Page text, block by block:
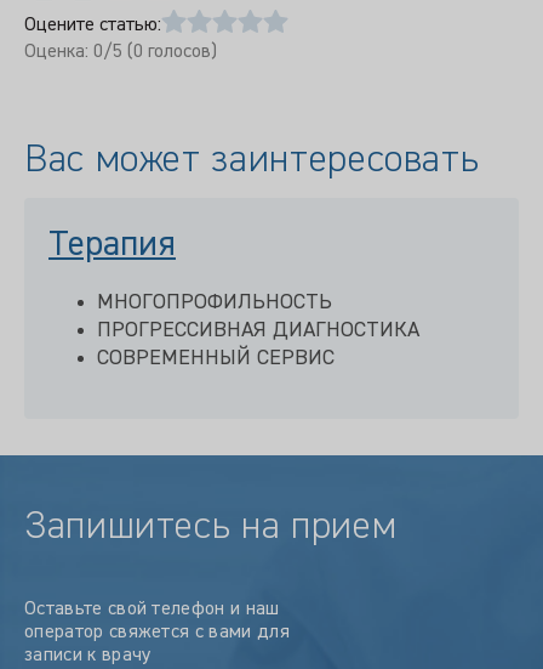
Оцените статью:
Оценка: 0/5 (0 голосов)
Вас может заинтересовать
Терапия
МНОГОПРОФИЛЬНОСТЬ
ПРОГРЕССИВНАЯ ДИАГНОСТИКА
СОВРЕМЕННЫЙ СЕРВИС
Запишитесь на прием
Оставьте свой телефон и наш
оператор свяжется с вами для
записи к врачу